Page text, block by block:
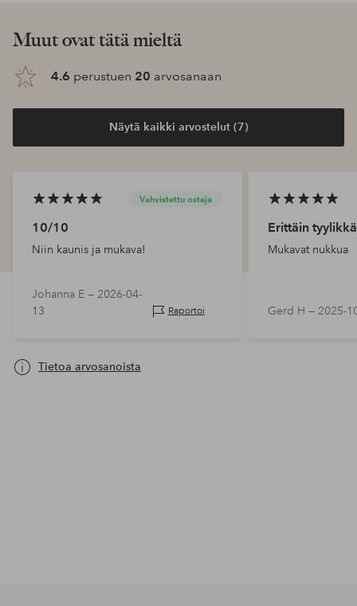
Muut ovat tätä mieltä
4.6 perustuen 20 arvosanaan
Näytä kaikki arvostelut (7)
Vahvistettu ostaja
10/10
Niin kaunis ja mukava!
Johanna E — 2026-04-
13
Raportoi
Erittäin
Mukavat nukkua
Gerd H — 2025-
Tietoa arvosanoista